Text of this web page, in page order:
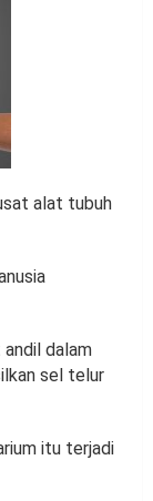
alat tubuh
dalam
sel telur
itu terjadi